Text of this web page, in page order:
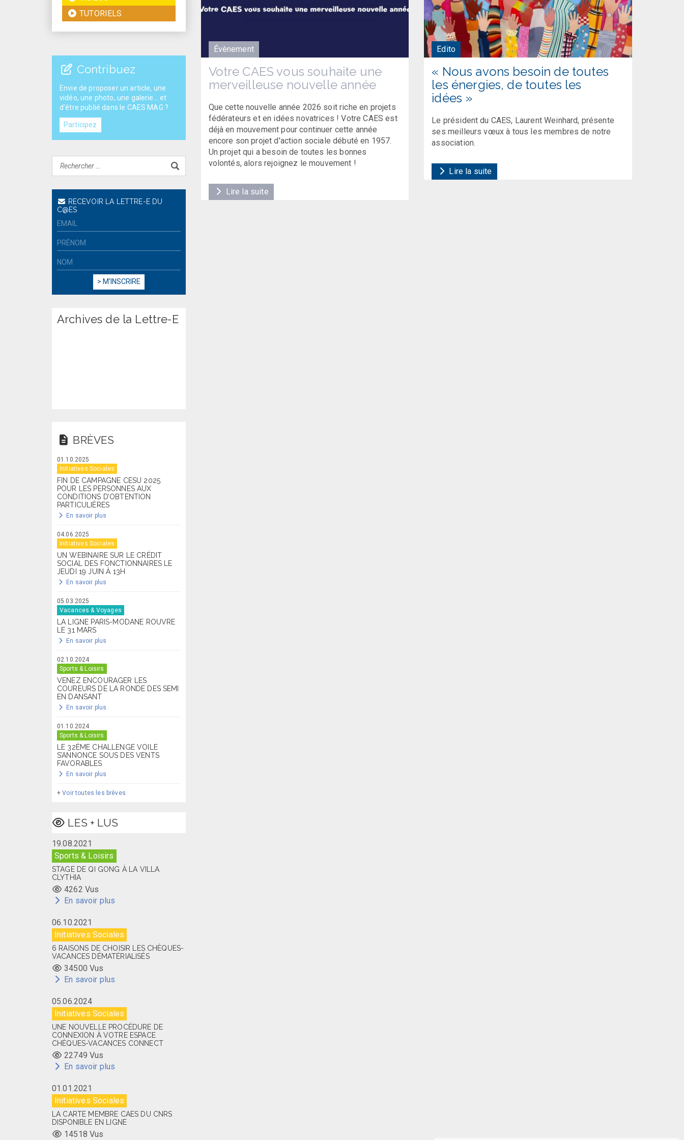
Évènement
Votre CAES vous souhaite une
merveilleuse nouvelle année
Que cette nouvelle année 2026 soit riche en projets
fédérateurs et en idées novatrices ! Votre CAES est
déjà en mouvement pour continuer cette année
encore son projet d'action sociale débuté en 1957.
Un projet qui a besoin de toutes les bonnes
volontés, alors rejoignez le mouvement !
Lire la suite
Edito
« Nous avons besoin de toutes
les énergies, de toutes les
idées »
Le président du CAES, Laurent Weinhard, présente
ses meilleurs vœux à tous les membres de notre
association.
Lire la suite
TUTORIELS
Contribuez
Envie de proposer un article, une
vidéo, une photo, une galerie... et
d'être publié dans le CAES MAG ?
Participez
RECEVOIR LA LETTRE-E DU
C@ES
Archives de la Lettre-E
BRÈVES
01.10.2025
Initiatives Sociales
FIN DE CAMPAGNE CESU 2025
POUR LES PERSONNES AUX
CONDITIONS D’OBTENTION
PARTICULIÈRES
En savoir plus
04.06.2025
Initiatives Sociales
UN WEBINAIRE SUR LE CRÉDIT
SOCIAL DES FONCTIONNAIRES LE
JEUDI 19 JUIN À 13H
En savoir plus
05.03.2025
Vacances & Voyages
LA LIGNE PARIS-MODANE ROUVRE
LE 31 MARS
En savoir plus
02.10.2024
Sports & Loisirs
VENEZ ENCOURAGER LES
COUREURS DE LA RONDE DES SEMI
EN DANSANT
En savoir plus
01.10.2024
Sports & Loisirs
LE 32ÈME CHALLENGE VOILE
S’ANNONCE SOUS DES VENTS
FAVORABLES
En savoir plus
+Voir toutes les brèves
LES + LUS
19.08.2021
Sports & Loisirs
STAGE DE QI GONG À LA VILLA
CLYTHIA
4262 Vus
En savoir plus
06.10.2021
Initiatives Sociales
6 RAISONS DE CHOISIR LES CHÈQUES-
VACANCES DÉMATÉRIALISÉS
34500 Vus
En savoir plus
05.06.2024
Initiatives Sociales
UNE NOUVELLE PROCÉDURE DE
CONNEXION À VOTRE ESPACE
CHÈQUES-VACANCES CONNECT
22749 Vus
En savoir plus
01.01.2021
Initiatives Sociales
LA CARTE MEMBRE CAES DU CNRS
DISPONIBLE EN LIGNE
14518 Vus